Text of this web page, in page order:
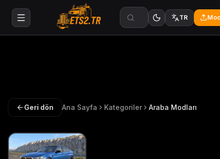
TR
Geri dön Ana Sayfa Kategoriler Araba Modları